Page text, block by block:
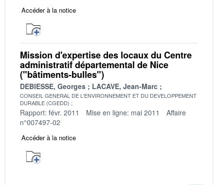
Accéder à la notice
Mission d'expertise des locaux du Centre
administratif départemental de Nice
("bâtiments-bulles")
DEBIESSE, Georges LACAVE, Jean-Marc
CONSEIL GENERAL DE L'ENVIRONNEMENT ET DU DEVELOPPEMENT
DURABLE (CGEDD)
Rapport: févr. 2011 Mise en ligne: mai 2011
Affaire
n°007497-02
Accéder à la notice